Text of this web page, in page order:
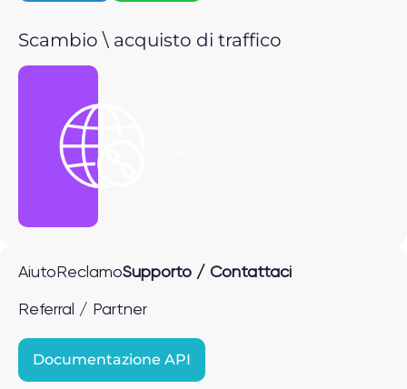
Scambio \ acquisto di traffico
Aiuto ReclamoSupporto / Contattaci
Referral / Partner
Documentazione API